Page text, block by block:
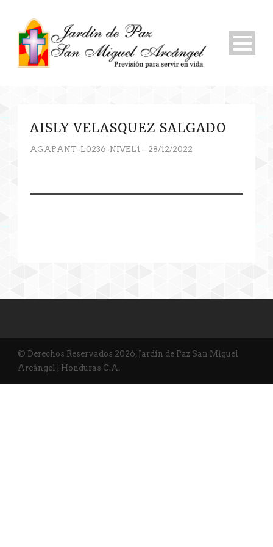
AISLY VELASQUEZ SALGADO
AGAPANT-L0236-NIVEL1 – 28/12/2022
© Derechos Reservados 2026, Jardín de Paz San Miguel
Arcángel | Honduras C.A.